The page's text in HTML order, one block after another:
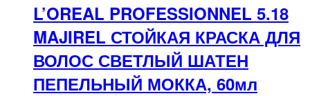
L’OREAL PROFESSIONNEL 5.18
MAJIREL СТОЙКАЯ КРАСКА ДЛЯ
ВОЛОС СВЕТЛЫЙ ШАТЕН
ПЕПЕЛЬНЫЙ МОККА, 60мл